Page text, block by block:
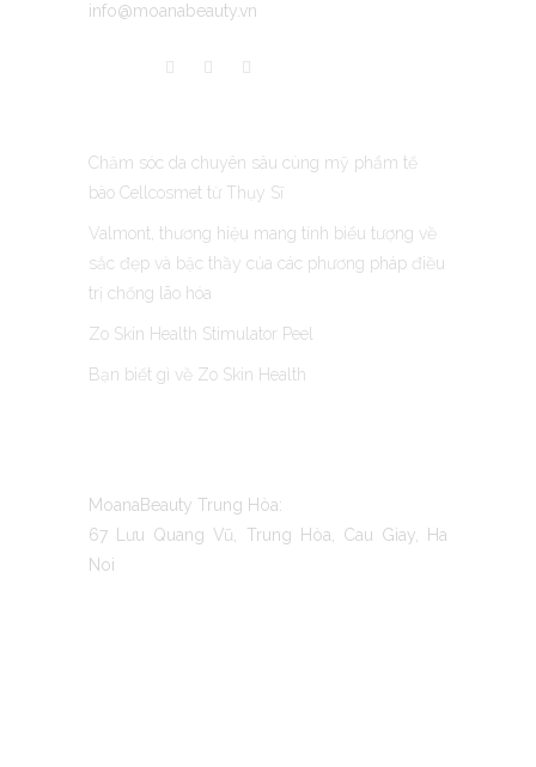
info@moanabeauty.vn
Chăm sóc da chuyên sâu cùng mỹ phẩm tế
bào Cellcosmet từ Thụy Sĩ
Valmont, thương hiệu mang tính biểu tượng về
sắc đẹp và bậc thầy của các phương pháp điều
trị chống lão hóa
Zo Skin Health Stimulator Peel
Bạn biết gì về Zo Skin Health
MoanaBeauty Trung Hòa:
67 Lưu Quang Vũ, Trung Hòa, Cau Giay, Ha
Noi